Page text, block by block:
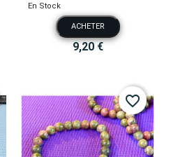
En Stock
ACHETER
9,20 €
favorite_border